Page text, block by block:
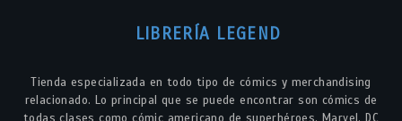
LIBRERÍA LEGEND
Tienda especializada en todo tipo de cómics y merchandising
relacionado. Lo principal que se puede encontrar son cómics de